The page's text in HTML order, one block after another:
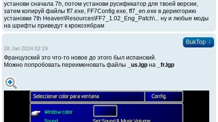
установи сначала 7h, потом установи русификатор для твоей версии,
затем копируй файлы ff7.exe, FF7Config.exe, ff7_en.exe в дерикторию
установки 7th Heaven\Resources\FF7_1.02_Eng_Patch\... ну и любые моды
на шрифты приведут к крокозябрам
BukTop ↓
28 Jan 2024 02:19
Французский это что-то новое до этого был испанский.
Можно попробовать переименовать файлы
_us.lgp на _fr.lgp